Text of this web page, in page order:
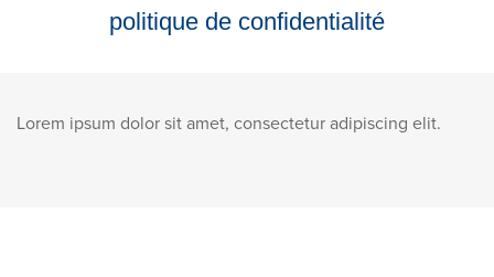
politique de confidentialité
Lorem ipsum dolor sit amet, consectetur adipiscing elit.